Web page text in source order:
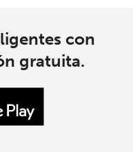
con
gratuita.